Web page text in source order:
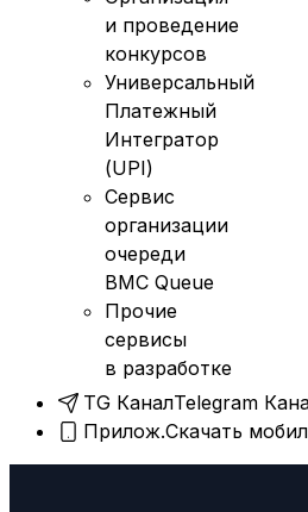
и проведение
конкурсов
Универсальный
Платежный
Интегратор
(UPI)
Сервис
организации
очереди
BMC Queue
Прочие
сервисы
в разработке
TG КаналTelegram
Прилож.Скачать